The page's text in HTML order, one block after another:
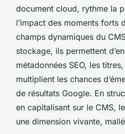
document cloud, rythme la
l’impact des moments forts
champs dynamiques du
stockage, ils permettent
métadonnées SEO, les
multiplient les chances
de résultats Google. En
en capitalisant sur le CMS,
une dimension vivante,